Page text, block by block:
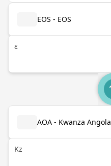
EOS - EOS
ε
AOA - Kwanza Angola
Kz